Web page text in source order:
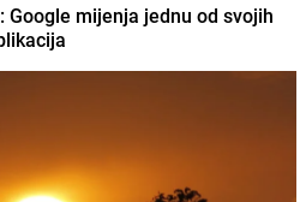
Google mijenja jednu od svojih